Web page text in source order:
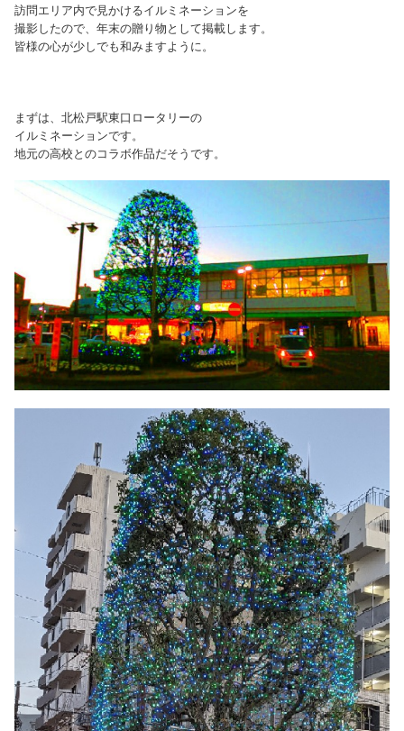
訪問エリア内で見かけるイルミネーションを
撮影したので、年末の贈り物として掲載します。
皆様の心が少しでも和みますように。
まずは、北松戸駅東口ロータリーの
イルミネーションです。
地元の高校とのコラボ作品だそうです。